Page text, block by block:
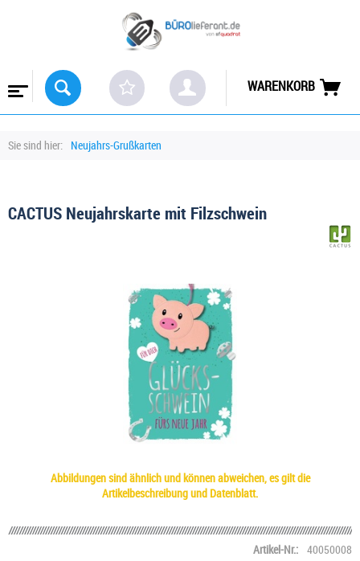
WARENKORB
Sie sind hier: Neujahrs-Grußkarten
CACTUS Neujahrskarte mit Filzschwein
Abbildungen sind ähnlich und können abweichen, es gilt die
Artikelbeschreibung und Datenblatt.
Artikel-Nr.: 40050008